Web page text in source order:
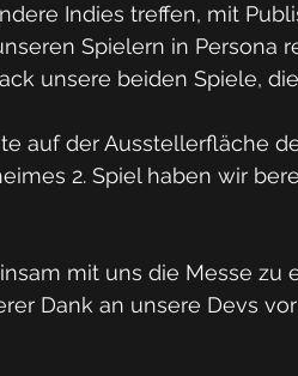
Indies treffen, mit
Spielern in Persona
unsere beiden Spiele,
auf der Ausstellerfläche
2. Spiel haben wir
mit uns die Messe zu
Dank an unsere Devs